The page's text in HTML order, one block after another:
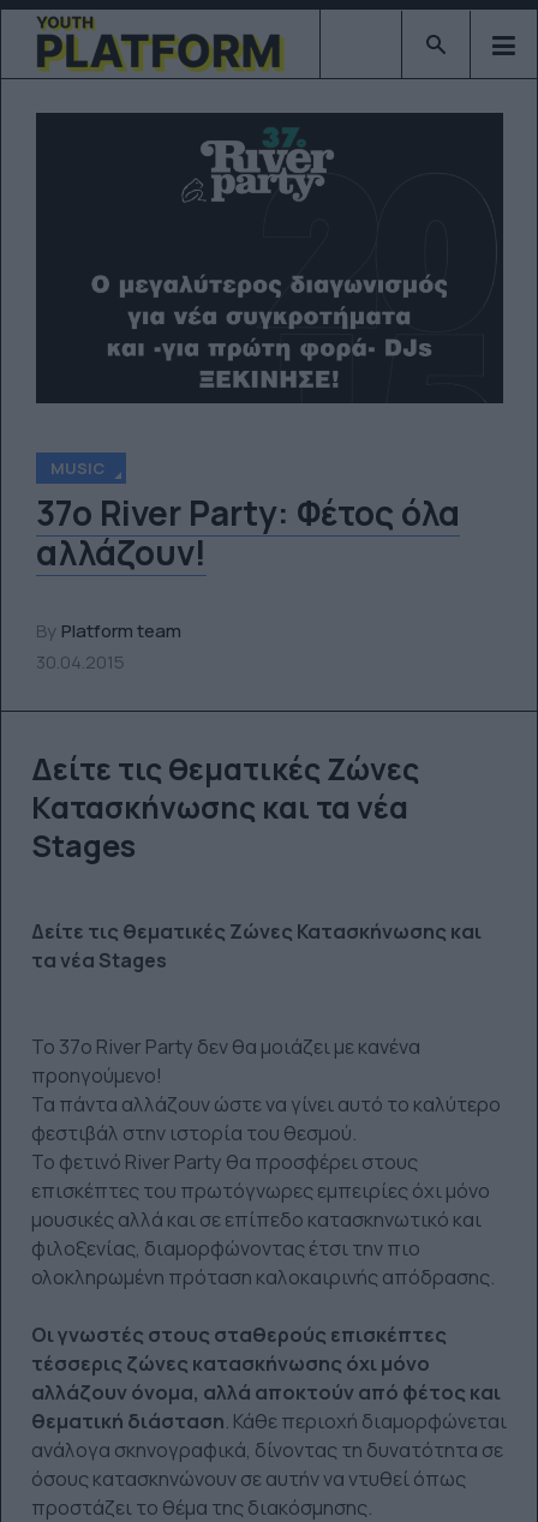
Type 2 or
MUSIC
37o River Party: Φέτος όλα
αλλάζουν!
By Platform team
30.04.2015
Δείτε τις θεματικές Ζώνες
Κατασκήνωσης και τα νέα
Stages
Δείτε τις θεματικές Ζώνες Κατασκήνωσης και
τα νέα Stages
To 37ο River Party δεν θα μοιάζει με κανένα
προηγούμενο!
Τα πάντα αλλάζουν ώστε να γίνει αυτό το καλύτερο
φεστιβάλ στην ιστορία του θεσμού.
To φετινό River Party θα προσφέρει στους
επισκέπτες του πρωτόγνωρες εμπειρίες όχι μόνο
μουσικές αλλά και σε επίπεδο κατασκηνωτικό και
φιλοξενίας, διαμορφώνοντας έτσι την πιο
ολοκληρωμένη πρόταση καλοκαιρινής απόδρασης.
Οι γνωστές στους σταθερούς επισκέπτες
τέσσερις ζώνες κατασκήνωσης όχι μόνο
αλλάζουν όνομα, αλλά αποκτούν από φέτος και
θεματική διάσταση. Κάθε περιοχή διαμορφώνεται
ανάλογα σκηνογραφικά, δίνοντας τη δυνατότητα σε
όσους κατασκηνώνουν σε αυτήν να ντυθεί όπως
προστάζει το θέμα της διακόσμησης.